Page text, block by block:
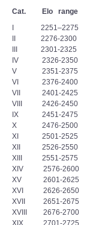
Cat. Elo range
I 2251–2275
II 2276-2300
III 2301-2325
IV 2326-2350
V 2351-2375
VI 2376-2400
VII 2401-2425
VIII 2426-2450
IX 2451-2475
X 2476-2500
XI 2501-2525
XII 2526-2550
XIII 2551-2575
XIV 2576-2600
XV 2601-2625
XVI 2626-2650
XVII 2651-2675
XVIII 2676-2700
XIX 2701-2725